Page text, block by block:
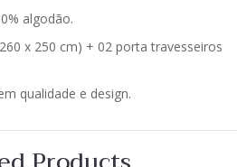
algodão.
x 250 cm) + 02 porta travesseiros
qualidade e design.